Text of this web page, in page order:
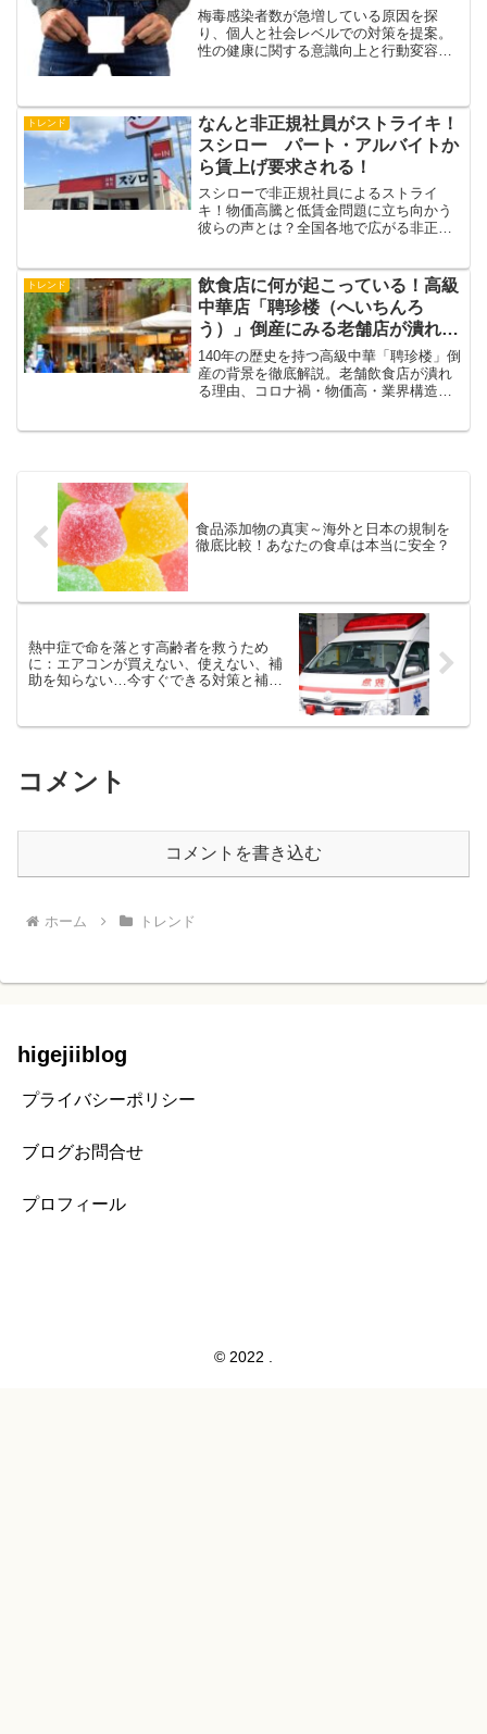
梅毒感染者数が急増している原因を探
り、個人と社会レベルでの対策を提案。
性の健康に関する意識向上と行動変容の
トレンド
なんと非正規社員がストライキ！
スシロー パート・アルバイトか
ら賃上げ要求される！
スシローで非正規社員によるストライ
キ！物価高騰と低賃金問題に立ち向かう
彼らの声とは？全国各地で広がる非正規
トレンド
飲食店に何が起こっている！高級
中華店「聘珍楼（へいちんろ
う）」倒産にみる老舗店が潰れる
理由
140年の歴史を持つ高級中華「聘珍楼」倒
産の背景を徹底解説。老舗飲食店が潰れ
る理由、コロナ禍・物価高・業界構造の
食品添加物の真実～海外と日本の規制を
徹底比較！あなたの食卓は本当に安全？
熱中症で命を落とす高齢者を救うため
に：エアコンが買えない、使えない、補
助を知らない…今すぐできる対策と補助
コメント
コメントを書き込む
ホーム トレンド
higejiiblog
プライバシーポリシー
ブログお問合せ
プロフィール
© 2022 .